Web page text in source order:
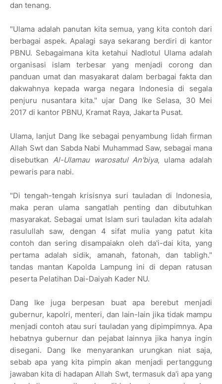
dan tenang.
"Ulama adalah panutan kita semua, yang kita contoh dari
berbagai aspek. Apalagi saya sekarang berdiri di kantor
PBNU. Sebagaimana kita ketahui Nadlotul Ulama adalah
organisasi islam terbesar yang menjadi corong dan
panduan umat dan masyakarat dalam berbagai fakta dan
dakwahnya kepada warga negara Indonesia di segala
penjuru nusantara kita." ujar Dang Ike Selasa, 30 Mei
2017 di kantor PBNU, Kramat Raya, Jakarta Pusat.
Ulama, lanjut Dang Ike sebagai penyambung lidah firman
Allah Swt dan Sabda Nabi Muhammad Saw, sebagai mana
disebutkan Al-Ulamau warosatul An'biya, ulama adalah
pewaris para nabi.
"Di tengah-tengah krisisnya suri tauladan di Indonesia,
maka peran ulama sangatlah penting dan dibutuhkan
masyarakat. Sebagai umat Islam suri tauladan kita adalah
rasulullah saw, dengan 4 sifat mulia yang patut kita
contoh dan sering disampaiakn oleh da'i-dai kita, yang
pertama adalah sidik, amanah, fatonah, dan tabligh."
tandas mantan Kapolda Lampung ini di depan ratusan
peserta Pelatihan Dai-Daiyah Kader NU.
Dang Ike juga berpesan buat apa berebut menjadi
gubernur, kapolri, menteri, dan lain-lain jika tidak mampu
menjadi contoh atau suri tauladan yang dipimpimnya. Apa
hebatnya gubernur dan pejabat lainnya jika hanya ingin
disegani. Dang Ike menyarankan urungkan niat saja,
sebab apa yang kita pimpin akan menjadi pertanggung
jawaban kita di hadapan Allah Swt, termasuk da'i apa yang